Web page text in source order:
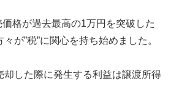
格が過去最高の1万円を突破した
が”税”に関心を持ち始めました。
却した際に発生する利益は譲渡所得